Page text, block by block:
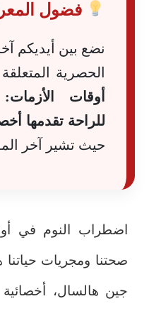
فضول المعرفة
نضع بين أيديكم
الحصرية المتعلقة
أوقات
للراحة تقدمها
حيث تشير آخر
اضطراب النوم في
صحتنا ومجريات حياتنا
جين هالسال،